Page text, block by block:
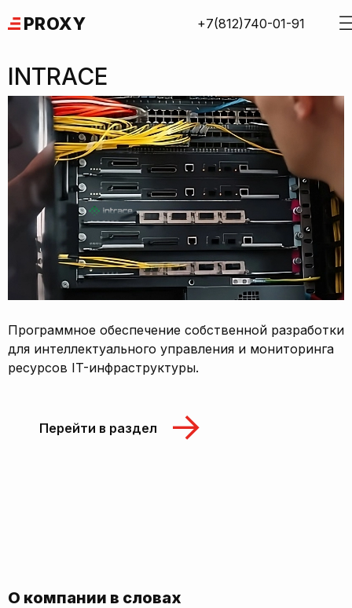
to
PROXY +7(812)740-01-91
INTRACE
Программное обеспечение собственной разработки
для интеллектуального управления и мониторинга
ресурсов IT-инфраструктуры.
Перейти в раздел
О компании в словах